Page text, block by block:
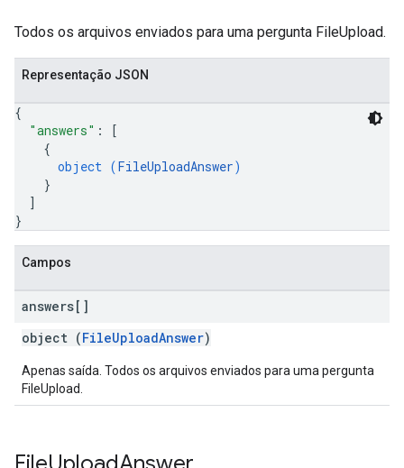
Todos os arquivos enviados para uma pergunta FileUpload.
Representação JSON
{
"answers" :
[
{
object (FileUploadAnswer)
}
]
}
Campos
answers[]
object (FileUploadAnswer)
Apenas saída. Todos os arquivos enviados para uma pergunta
FileUpload.